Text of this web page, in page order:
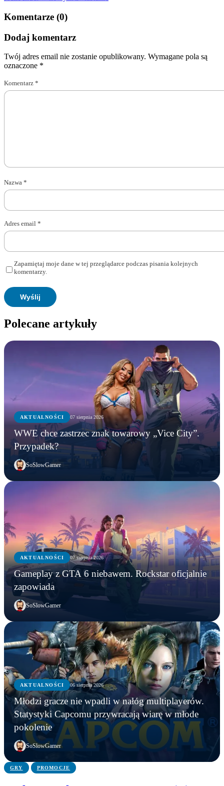
Komentarze (0)
Dodaj komentarz
Twój adres email nie zostanie opublikowany. Wymagane pola są
oznaczone *
Komentarz *
Nazwa *
Adres email *
Zapamiętaj moje dane w tej przeglądarce podczas pisania kolejnych
komentarzy.
Polecane artykuły
AKTUALNOŚCI 07 sierpnia 2026
WWE chce zastrzec znak towarowy „Vice City”.
Przypadek?
SoSlowGamer
AKTUALNOŚCI 07 sierpnia 2026
Gameplay z GTA 6 niebawem. Rockstar oficjalnie
zapowiada
SoSlowGamer
AKTUALNOŚCI 06 sierpnia 2026
Młodzi gracze nie wpadli w nałóg multiplayerów.
Statystyki Capcomu przywracają wiarę w młode
pokolenie
SoSlowGamer
AKTUALNOŚCI
WWE chce zastrzec znak towarowy „Vice City”.
Przypadek?
AKTUALNOŚCI
Gameplay z GTA 6 niebawem. Rockstar oficjalnie
zapowiada
AKTUALNOŚCI
Młodzi gracze nie wpadli w nałóg multiplayerów.
Statystyki Capcomu przywracają wiarę w młode
pokolenie
GRY PROMOCJE